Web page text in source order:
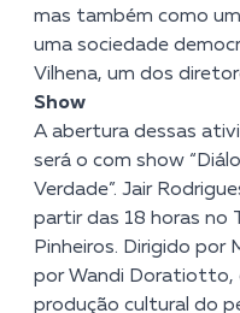
mas também como
uma sociedade
Vilhena, um dos
Show
A abertura dessas
será o com show
Verdade”. Jair
partir das 18 horas no
Pinheiros. Dirigido por
por Wandi Doratiotto,
produção cultural do